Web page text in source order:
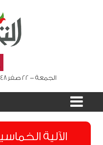
الجمعة - 22 صفر 1448 هـ , 07 أغسطس 2026 م
الآلية